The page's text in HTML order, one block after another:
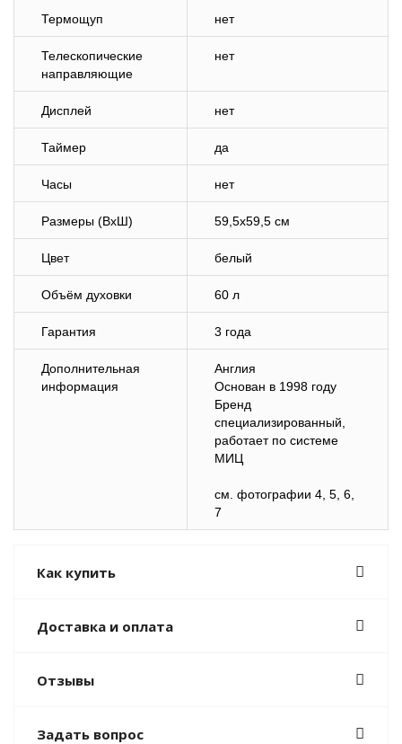
Термощуп нет
Телескопические
направляющие
нет
Дисплей нет
Таймер да
Часы нет
Размеры (ВхШ) 59,5х59,5 см
Цвет белый
Объём духовки 60 л
Гарантия 3 года
Дополнительная
информация
Англия
Основан в 1998 году
Бренд
специализированный,
работает по системе
МИЦ
см. фотографии 4, 5, 6,
7
Как купить
Доставка и оплата
Отзывы
Задать вопрос